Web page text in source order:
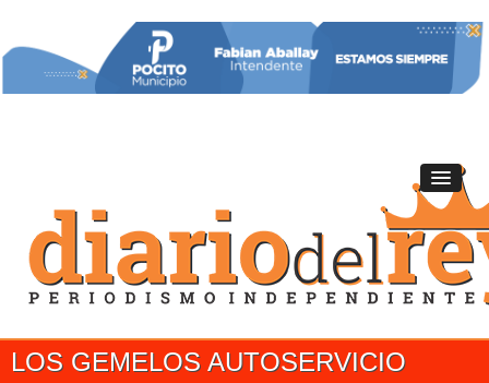
LOS GEMELOS AUTOSERVICIO